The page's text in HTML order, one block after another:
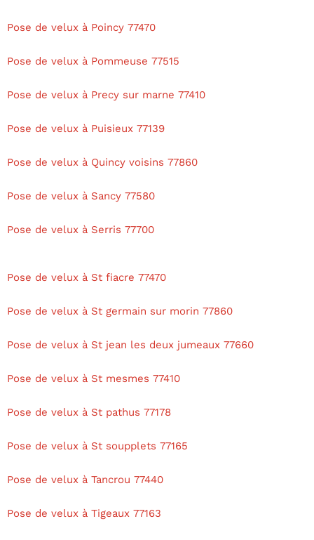
Pose de velux à Poincy 77470
Pose de velux à Pommeuse 77515
Pose de velux à Precy sur marne 77410
Pose de velux à Puisieux 77139
Pose de velux à Quincy voisins 77860
Pose de velux à Sancy 77580
Pose de velux à Serris 77700
Pose de velux à St fiacre 77470
Pose de velux à St germain sur morin 77860
Pose de velux à St jean les deux jumeaux 77660
Pose de velux à St mesmes 77410
Pose de velux à St pathus 77178
Pose de velux à St soupplets 77165
Pose de velux à Tancrou 77440
Pose de velux à Tigeaux 77163